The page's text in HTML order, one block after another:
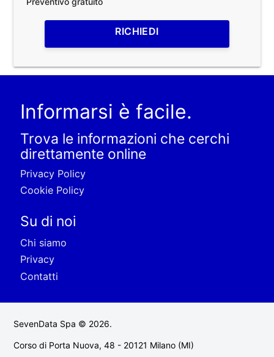
RICHIEDI
Informarsi è facile.
Trova le informazioni che cerchi
direttamente online
Privacy Policy
Cookie Policy
Su di noi
Chi siamo
Privacy
Contatti
SevenData Spa © 2026.
Corso di Porta Nuova, 48 - 20121 Milano (MI)